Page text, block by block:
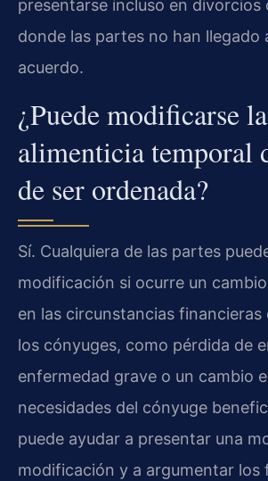
presentarse incluso en divorcios
donde las partes no han llegado
acuerdo.
¿Puede modificarse
alimenticia temporal
de ser ordenada?
Sí. Cualquiera de las partes
modificación si ocurre un
en las circunstancias financieras
los cónyuges, como pérdida de
enfermedad grave o un cambio
necesidades del cónyuge
puede ayudar a presentar una
modificación y a argumentar los